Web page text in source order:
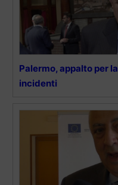
Palermo, appalto per
incidenti